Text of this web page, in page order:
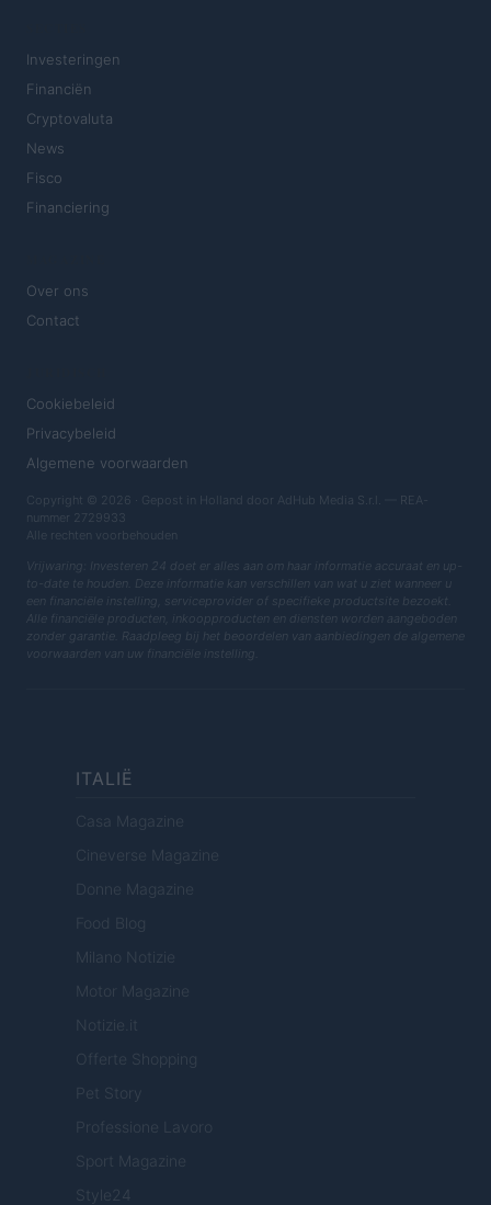
Investeringen
Financiën
Cryptovaluta
News
Fisco
Financiering
Over ons
Contact
Cookiebeleid
Privacybeleid
Algemene voorwaarden
Copyright © 2026 · Gepost in Holland door AdHub Media S.r.l. — REA-
nummer 2729933
Alle rechten voorbehouden
Vrijwaring: Investeren 24 doet er alles aan om haar informatie accuraat en up-
to-date te houden. Deze informatie kan verschillen van wat u ziet wanneer u
een financiële instelling, serviceprovider of specifieke productsite bezoekt.
Alle financiële producten, inkoopproducten en diensten worden aangeboden
zonder garantie. Raadpleeg bij het beoordelen van aanbiedingen de algemene
voorwaarden van uw financiële instelling.
ITALIË
Casa Magazine
Cineverse Magazine
Donne Magazine
Food Blog
Milano Notizie
Motor Magazine
Notizie.it
Offerte Shopping
Pet Story
Professione Lavoro
Sport Magazine
Style24